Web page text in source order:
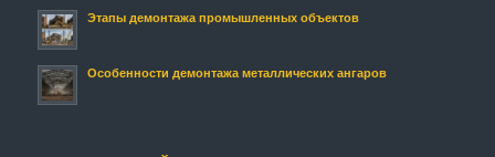
Этапы демонтажа промышленных объектов
Особенности демонтажа металлических ангаров